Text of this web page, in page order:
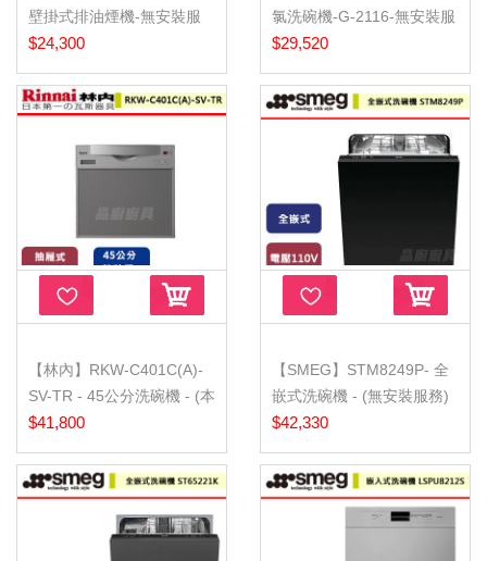
壁掛式排油煙機-無安裝服
務
$24,300
氯洗碗機-G-2116-無安裝服
務
$29,520
【林內】RKW-C401C(A)-
SV-TR - 45公分洗碗機 - (本
商品...
$41,800
【SMEG】STM8249P- 全
嵌式洗碗機 - (無安裝服務)
$42,330